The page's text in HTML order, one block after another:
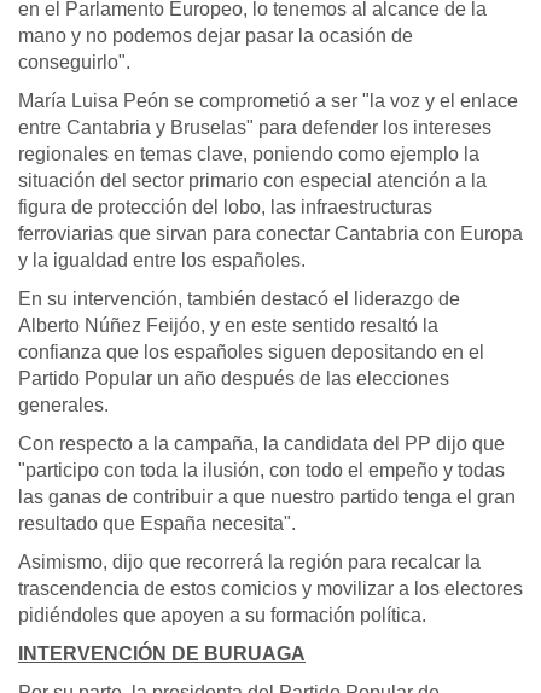
en el Parlamento Europeo, lo tenemos al alcance de la
mano y no podemos dejar pasar la ocasión de
conseguirlo".
María Luisa Peón se comprometió a ser "la voz y el enlace
entre Cantabria y Bruselas" para defender los intereses
regionales en temas clave, poniendo como ejemplo la
situación del sector primario con especial atención a la
figura de protección del lobo, las infraestructuras
ferroviarias que sirvan para conectar Cantabria con Europa
y la igualdad entre los españoles.
En su intervención, también destacó el liderazgo de
Alberto Núñez Feijóo, y en este sentido resaltó la
confianza que los españoles siguen depositando en el
Partido Popular un año después de las elecciones
generales.
Con respecto a la campaña, la candidata del PP dijo que
"participo con toda la ilusión, con todo el empeño y todas
las ganas de contribuir a que nuestro partido tenga el gran
resultado que España necesita".
Asimismo, dijo que recorrerá la región para recalcar la
trascendencia de estos comicios y movilizar a los electores
pidiéndoles que apoyen a su formación política.
INTERVENCIÓN DE BURUAGA